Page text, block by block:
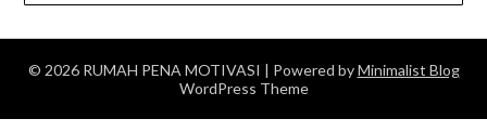
© 2026 RUMAH PENA MOTIVASI | Powered byMinimalist Blog
WordPress Theme